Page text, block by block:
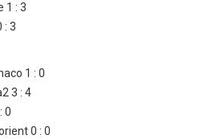
1 : 3
: 3
1 : 0
3 : 4
0
0 : 0